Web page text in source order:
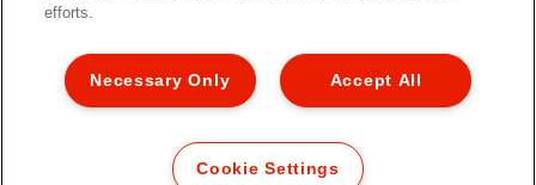
Prohlášení o shodě
Struktura stránky
Zákaznická podpora
© 2026 ACCO Brands. Všechna práva vyhrazena.
efforts.
Accept All
Necessary Only
Cookie Settings